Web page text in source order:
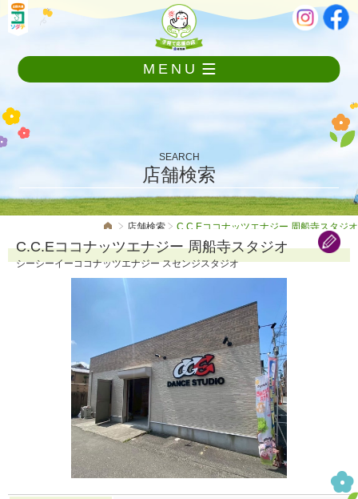
ニ
し
て
本
MENU
SEARCH
店舗検索
店舗検索 C.C.Eココナッツエナジー 周船寺スタジオ
C.C.Eココナッツエナジー 周船寺スタジオ
シーシーイーココナッツエナジー スセンジスタジオ